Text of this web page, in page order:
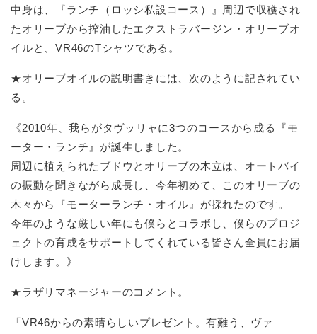
中身は、『ランチ（ロッシ私設コース）』周辺で収穫され
たオリーブから搾油したエクストラバージン・オリーブオ
イルと、VR46のTシャツである。
★オリーブオイルの説明書きには、次のように記されてい
る。
《2010年、我らがタヴッリャに3つのコースから成る『モ
ーター・ランチ』が誕生しました。
周辺に植えられたブドウとオリーブの木立は、オートバイ
の振動を聞きながら成長し、今年初めて、このオリーブの
木々から『モーターランチ・オイル』が採れたのです。
今年のような厳しい年にも僕らとコラボし、僕らのプロジ
ェクトの育成をサポートしてくれている皆さん全員にお届
けします。》
★ラザリマネージャーのコメント。
「VR46からの素晴らしいプレゼント。有難う、ヴァ